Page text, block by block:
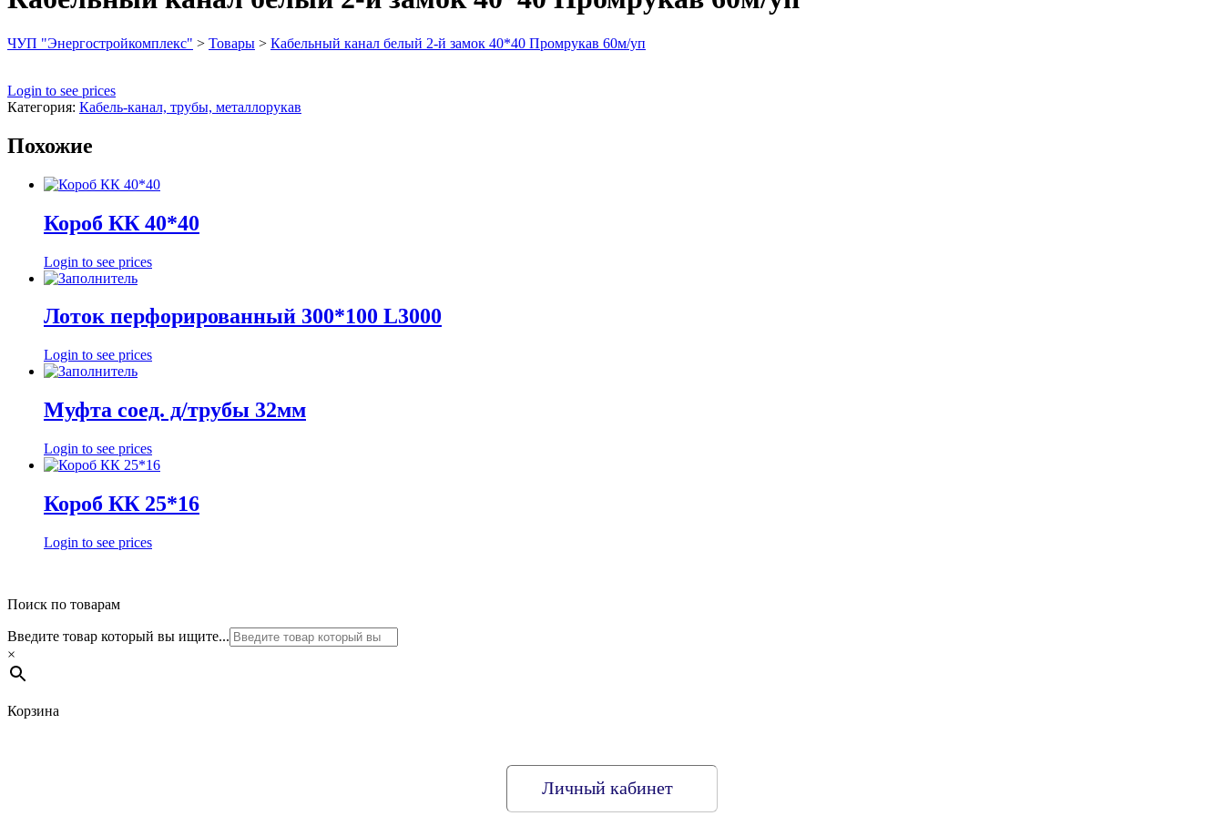
ЧУП "Энергостройкомплекс" > Товары > Кабельный канал белый 2-й замок 40*40 Промрукав 60м/уп
Login to see prices
Категория: Кабель-канал, трубы, металлорукав
Похожие
Короб КК 40*40
Login to see prices
Лоток перфорированный 300*100 L3000
Login to see prices
Муфта соед. д/трубы 32мм
Login to see prices
Короб КК 25*16
Login to see prices
Поиск по товарам
Введите товар который вы ищите...
×
Корзина
Личный кабинет